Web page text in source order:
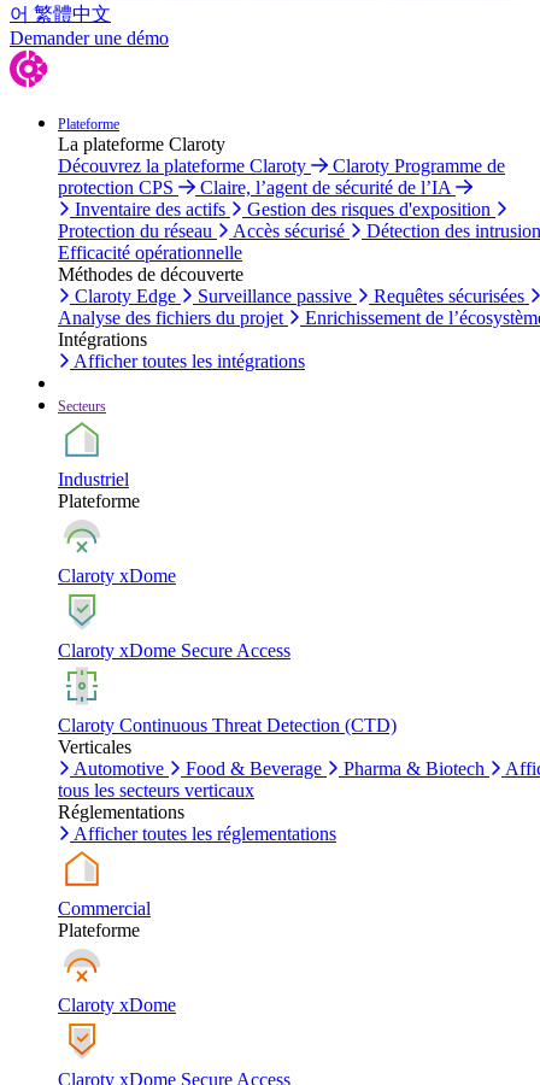
어 繁體中文
Demander une démo
Plateforme
La plateforme Claroty
Découvrez la plateforme Claroty
Claroty Programme de
protection CPS
Claire, l’agent de sécurité de l’IA
Inventaire des actifs
Gestion des risques d'exposition
Protection du réseau
Accès sécurisé
Détection des
Efficacité opérationnelle
Méthodes de découverte
Claroty Edge
Surveillance passive
Requêtes sécurisées
Analyse des fichiers du projet
Enrichissement de
Intégrations
Afficher toutes les intégrations
Secteurs
Industriel
Plateforme
Claroty xDome
Claroty xDome Secure Access
Claroty Continuous Threat Detection (CTD)
Verticales
Automotive
Food & Beverage Pharma & Biotech
tous les secteurs verticaux
Réglementations
Afficher toutes les réglementations
Commercial
Plateforme
Claroty xDome
Claroty xDome Secure Access